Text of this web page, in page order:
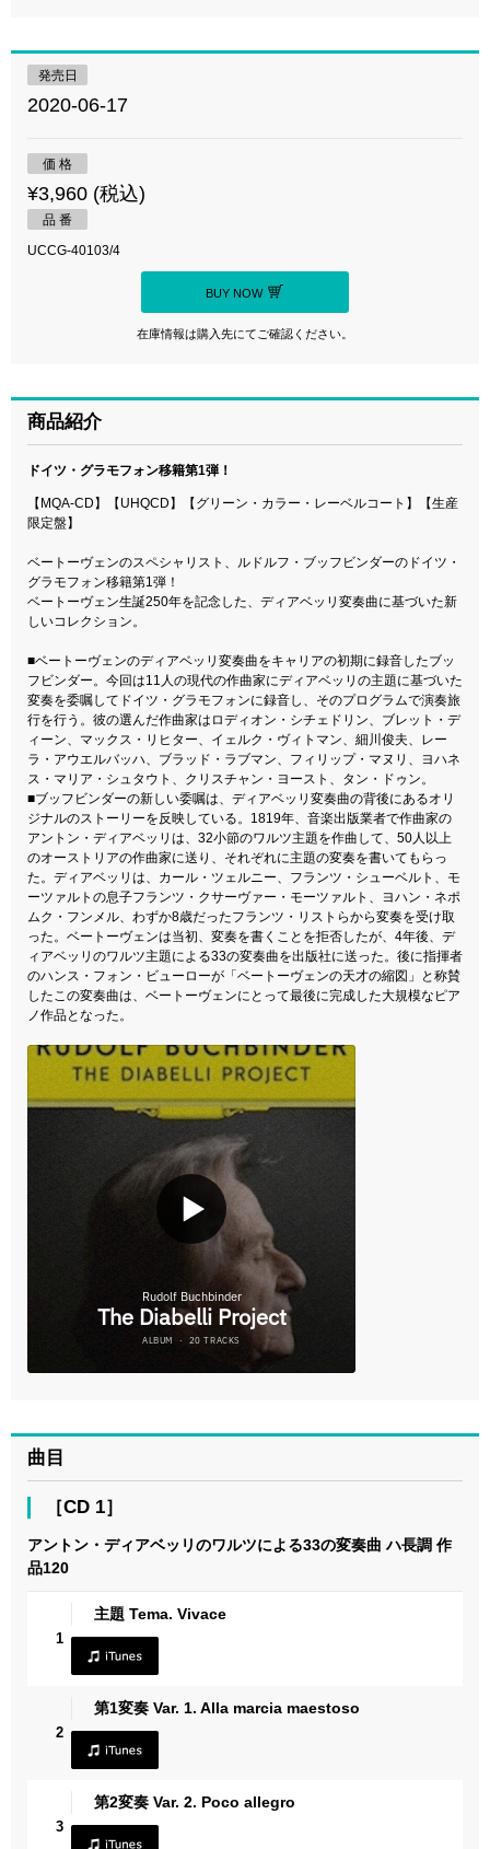
発売日
2020-06-17
価 格
¥3,960 (税込)
品 番
UCCG-40103/4
BUY NOW
在庫情報は購入先にてご確認ください。
商品紹介
ドイツ・グラモフォン移籍第1弾！
【MQA-CD】【UHQCD】【グリーン・カラー・レーベルコート】【生産
限定盤】
ベートーヴェンのスペシャリスト、ルドルフ・ブッフビンダーのドイツ・
グラモフォン移籍第1弾！
ベートーヴェン生誕250年を記念した、ディアベッリ変奏曲に基づいた新
しいコレクション。
■ベートーヴェンのディアベッリ変奏曲をキャリアの初期に録音したブッ
フビンダー。今回は11人の現代の作曲家にディアベッリの主題に基づいた
変奏を委嘱してドイツ・グラモフォンに録音し、そのプログラムで演奏旅
行を行う。彼の選んだ作曲家はロディオン・シチェドリン、ブレット・デ
ィーン、マックス・リヒター、イェルク・ヴィトマン、細川俊夫、レー
ラ・アウエルバッハ、ブラッド・ラブマン、フィリップ・マヌリ、ヨハネ
ス・マリア・シュタウト、クリスチャン・ヨースト、タン・ドゥン。
■ブッフビンダーの新しい委嘱は、ディアベッリ変奏曲の背後にあるオリ
ジナルのストーリーを反映している。1819年、音楽出版業者で作曲家の
アントン・ディアベッリは、32小節のワルツ主題を作曲して、50人以上
のオーストリアの作曲家に送り、それぞれに主題の変奏を書いてもらっ
た。ディアベッリは、カール・ツェルニー、フランツ・シューベルト、モ
ーツァルトの息子フランツ・クサーヴァー・モーツァルト、ヨハン・ネポ
ムク・フンメル、わずか8歳だったフランツ・リストらから変奏を受け取
った。ベートーヴェンは当初、変奏を書くことを拒否したが、4年後、デ
ィアベッリのワルツ主題による33の変奏曲を出版社に送った。後に指揮者
のハンス・フォン・ビューローが「ベートーヴェンの天才の縮図」と称賛
したこの変奏曲は、ベートーヴェンにとって最後に完成した大規模なピア
ノ作品となった。
曲目
［CD 1］
アントン・ディアベッリのワルツによる33の変奏曲 ハ長調 作
品120
1
主題 Tema. Vivace
2
第1変奏 Var. 1. Alla marcia maestoso
3
第2変奏 Var. 2. Poco allegro